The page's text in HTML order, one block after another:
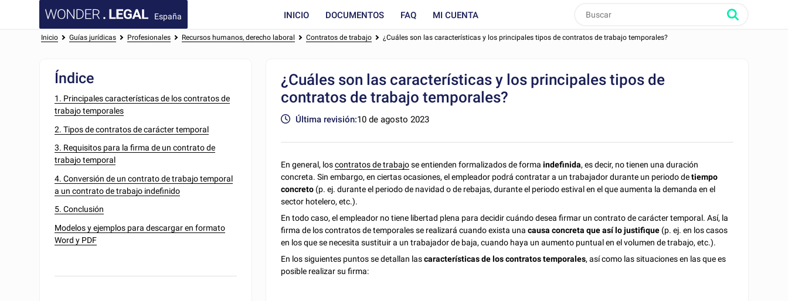
España INICIO DOCUMENTOS FAQ MI CUENTA
Inicio Guías jurídicas Profesionales Recursos humanos, derecho laboral Contratos de trabajo ¿Cuáles son las características y los principales tipos de contratos de trabajo temporales?
Índice
1. Principales características de los contratos de
trabajo temporales
2. Tipos de contratos de carácter temporal
3. Requisitos para la firma de un contrato de
trabajo temporal
4. Conversión de un contrato de trabajo temporal
a un contrato de trabajo indefinido
5. Conclusión
Modelos y ejemplos para descargar en formato
Word y PDF
¿Cuáles son las características y los principales tipos de
contratos de trabajo temporales?
Última revisión:10 de agosto 2023
En general, loscontratos de trabajose entienden formalizados de forma indefinida, es decir, no tienen una duración
concreta. Sin embargo, en ciertas ocasiones, el empleador podrá contratar a un trabajador durante un periodo detiempo
concreto (p. ej. durante el periodo de navidad o de rebajas, durante el periodo estival en el que aumenta la demanda en el
sector hotelero, etc.).
En todo caso, el empleador no tiene libertad plena para decidir cuándo desea firmar un contrato de carácter temporal. Así, la
firma de los contratos de temporales se realizará cuando exista unacausa concreta que así lo justifique (p. ej. en los casos
en los que se necesita sustituir a un trabajador de baja, cuando haya un aumento puntual en el volumen de trabajo, etc.).
En los siguientes puntos se detallan lascaracterísticas de los contratos temporales, así como las situaciones en las que es
posible realizar su firma: